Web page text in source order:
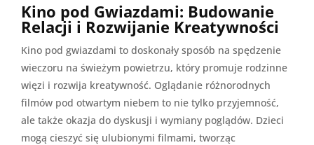
Kino pod Gwiazdami: Budowanie
Relacji i Rozwijanie Kreatywności
Kino pod gwiazdami to doskonały sposób na spędzenie
wieczoru na świeżym powietrzu, który promuje rodzinne
więzi i rozwija kreatywność. Oglądanie różnorodnych
filmów pod otwartym niebem to nie tylko przyjemność,
ale także okazja do dyskusji i wymiany poglądów. Dzieci
mogą cieszyć się ulubionymi filmami, tworząc